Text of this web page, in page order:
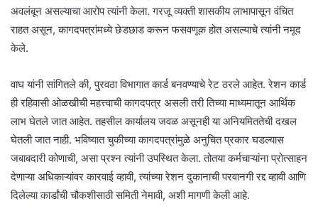
अवलंबून असल्याचा आरोप त्यांनी केला. गरजू व्यक्ती शासकीय लाभापासून वंचित
राहत असून, कागदपत्रांमध्ये छेडछाड करून फसवणूक होत असल्याचे त्यांनी नमूद
केले.
वाघ यांनी सांगितले की, पुरवठा विभागात कार्ड बनवण्याचे रेट ठरले आहेत. रेशन कार्ड
ही रहिवासी ओळखीची महत्त्वाची कागदपत्र असली तरी तिच्या माध्यमातून आर्थिक
लाभ घेतले जात आहेत. तहसील कार्यालय जवळ असूनही या अनियमिततेची दखल
घेतली जात नाही. भविष्यात चुकीच्या कागदपत्रांमुळे अनुचित प्रकार घडल्यास
जबाबदारी कोणाची, असा प्रश्न त्यांनी उपस्थित केला. तोतया कर्मचाऱ्यांना प्रोत्साहन
देणाऱ्या अधिकाऱ्यांवर कारवाई व्हावी, त्यांच्या रेशन दुकानाची परवानगी रद्द व्हावी आणि
दिलेल्या कार्डांची चौकशीसाठी समिती नेमावी, अशी मागणी केली आहे.